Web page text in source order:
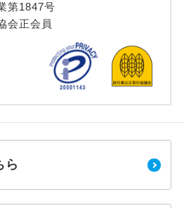
第1847号
会正会員
ら